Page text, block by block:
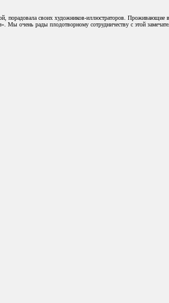
порадовала своих художников-иллюстраторов.
очень рады плодотворному сотрудничеству с этой